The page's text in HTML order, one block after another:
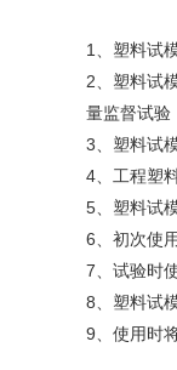
1、塑料试
2、塑料试
量监督试验
3、塑料试
4、工程塑
5、塑料试
6、初次使
7、试验时
8、塑料试
9、使用时